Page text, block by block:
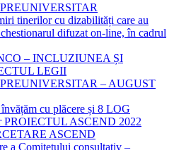
tinerilor cu dizabilități care au
difuzat on-line, în cadrul
– INCLUZIUNEA ȘI
LEGII
– AUGUST
cu plăcere și 8 LOG
PROIECTUL ASCEND 2022
ASCEND
a Comitetului consultativ –